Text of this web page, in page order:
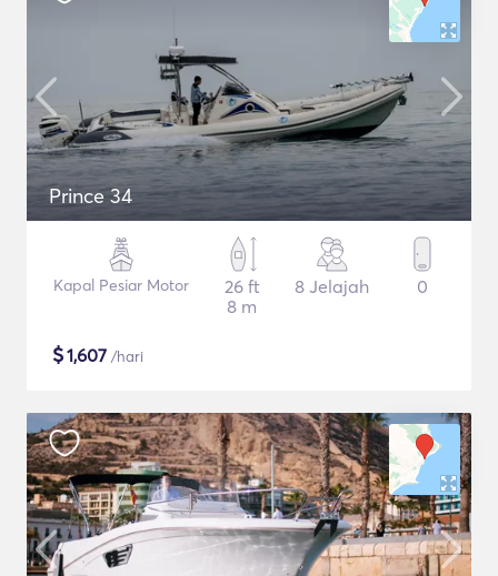
Prince 34
Kapal Pesiar Motor
26 ft
8 m
8 Jelajah 0
$1,607 /hari